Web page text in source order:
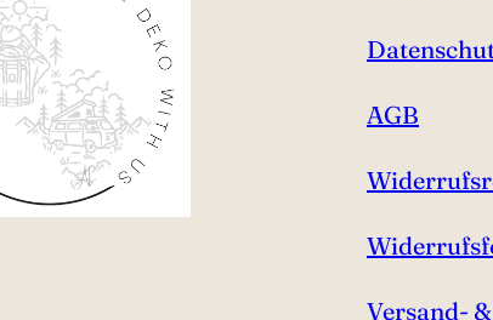
AGB
Versand-